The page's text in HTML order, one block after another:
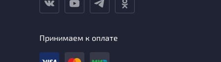
Принимаем к оплате